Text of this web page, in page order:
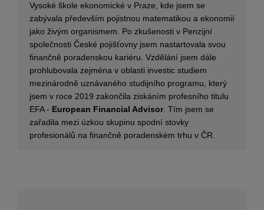
Vysoké škole ekonomické v Praze, kde jsem se
zabývala především pojistnou matematikou a ekonomií
jako živým organismem. Po zkušenosti v Penzijní
společnosti České pojišťovny jsem nastartovala svou
finančně poradenskou kariéru. Vzdělání jsem dále
prohlubovala zejména v oblasti investic studiem
mezinárodně uznávaného studijního programu, který
jsem v roce 2019 zakončila ziskáním profesního titulu
EFA - European Financial Advisor. Tím jsem se
zařadila mezi úzkou skupinu spodní stovky
profesionálů na finančně poradenském trhu v ČR.